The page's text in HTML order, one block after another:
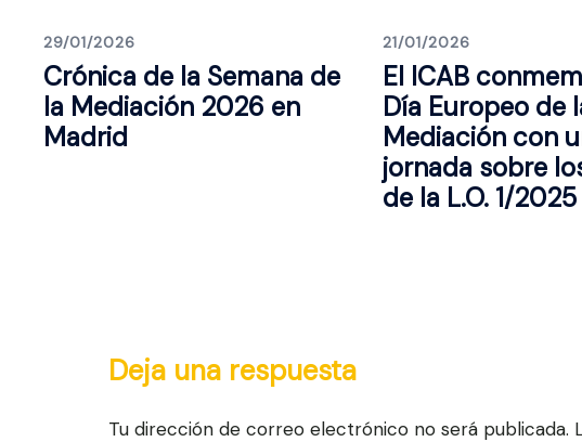
29/01/2026
Crónica de la Semana de
la Mediación 2026 en
Madrid
21/01/2026
El ICAB
Día Europeo de
Mediación con
jornada sobre
de la L.O. 1/2025
Deja una respuesta
Tu dirección de correo electrónico no será publicada.